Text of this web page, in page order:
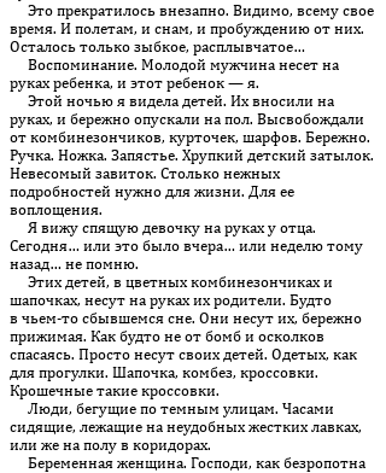
Это прекратилось внезапно. Видимо, всему свое
время. И полетам, и снам, и пробуждению от них.
Осталось только зыбкое, расплывчатое…
Воспоминание. Молодой мужчина несет на
руках ребенка, и этот ребенок — я.
Этой ночью я видела детей. Их вносили на
руках, и бережно опускали на пол. Высвобождали
от комбинезончиков, курточек, шарфов. Бережно.
Ручка. Ножка. Запястье. Хрупкий детский затылок.
Невесомый завиток. Столько нежных
подробностей нужно для жизни. Для ее
воплощения.
Я вижу спящую девочку на руках у отца.
Сегодня… или это было вчера… или неделю тому
назад… не помню.
Этих детей, в цветных комбинезончиках и
шапочках, несут на руках их родители. Будто
в чьем-то сбывшемся сне. Они несут их, бережно
прижимая. Как будто не от бомб и осколков
спасаясь. Просто несут своих детей. Одетых, как
для прогулки. Шапочка, комбез, кроссовки.
Крошечные такие кроссовки.
Люди, бегущие по темным улицам. Часами
сидящие, лежащие на неудобных жестких лавках,
или же на полу в коридорах.
Беременная женщина. Господи, как безропотна